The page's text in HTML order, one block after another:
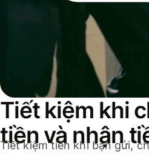
Tiết kiệm khi
tiền và nhận
Tiết kiệm tiền khi bạn gửi,